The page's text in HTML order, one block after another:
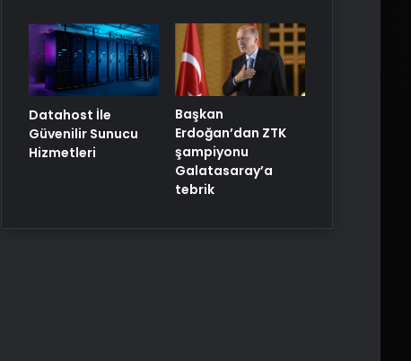
Datahost İle
Güvenilir Sunucu
Hizmetleri
Başkan
Erdoğan’dan ZTK
şampiyonu
Galatasaray’a
tebrik